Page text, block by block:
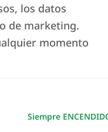
los datos
de marketing.
momento
Siempre